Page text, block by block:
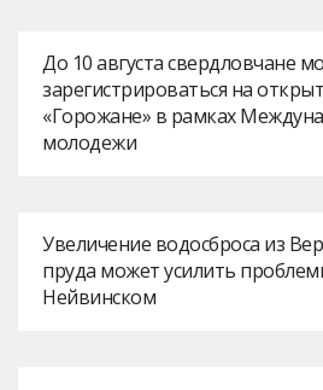
До 10 августа свердловчане
зарегистрироваться на
«Горожане» в рамках
молодежи
Увеличение водосброса из
пруда может усилить
Нейвинском